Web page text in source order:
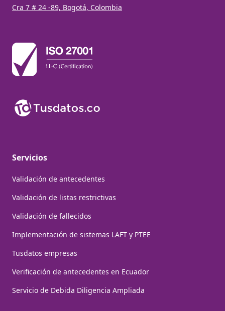
Cra 7 # 24 -89, Bogotá, Colombia
Servicios
Validación de antecedentes
Validación de listas restrictivas
Validación de fallecidos
Implementación de sistemas LAFT y PTEE
Tusdatos empresas
Verificación de antecedentes en Ecuador
Servicio de Debida Diligencia Ampliada